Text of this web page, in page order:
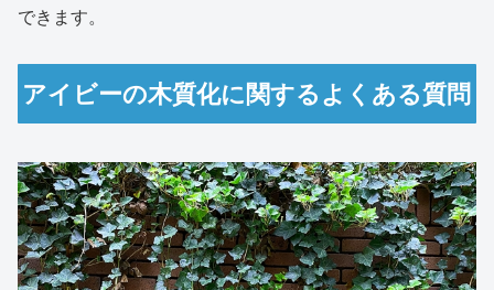
できます。
アイビーの木質化に関するよくある質問